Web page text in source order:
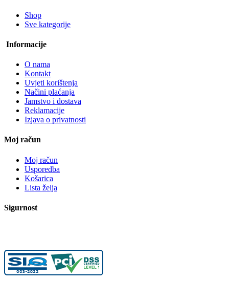
Shop
Sve kategorije
Informacije
O nama
Kontakt
Uvjeti korištenja
Načini plaćanja
Jamstvo i dostava
Reklamacije
Izjava o privatnosti
Moj račun
Moj račun
Usporedba
Košarica
Lista želja
Sigurnost